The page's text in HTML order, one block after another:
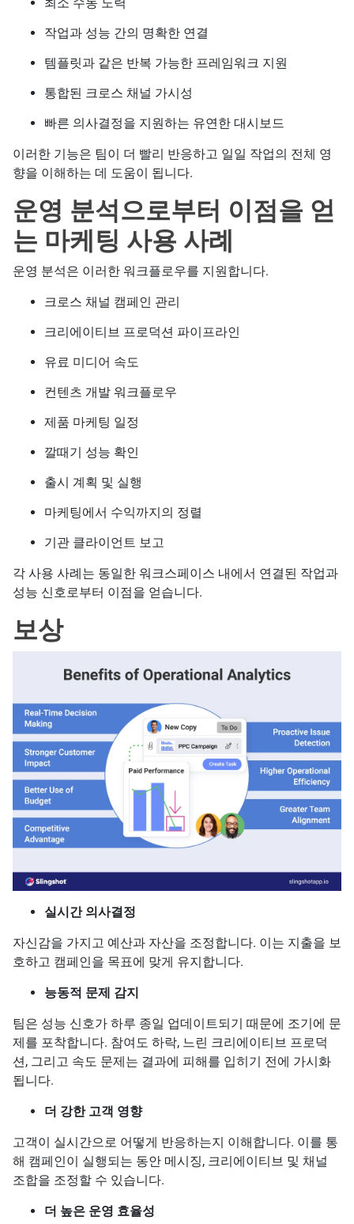
작업과 성능 간의 명확한 연결
템플릿과 같은 반복 가능한 프레임워크 지원
통합된 크로스 채널 가시성
빠른 의사결정을 지원하는 유연한 대시보드
이러한 기능은 팀이 더 빨리 반응하고 일일 작업의 전체 영
향을 이해하는 데 도움이 됩니다.
운영 분석으로부터 이점을 얻
는 마케팅 사용 사례
운영 분석은 이러한 워크플로우를 지원합니다.
크로스 채널 캠페인 관리
크리에이티브 프로덕션 파이프라인
유료 미디어 속도
컨텐츠 개발 워크플로우
제품 마케팅 일정
깔때기 성능 확인
출시 계획 및 실행
마케팅에서 수익까지의 정렬
기관 클라이언트 보고
각 사용 사례는 동일한 워크스페이스 내에서 연결된 작업과
성능 신호로부터 이점을 얻습니다.
보상
실시간 의사결정
자신감을 가지고 예산과 자산을 조정합니다. 이는 지출을 보
호하고 캠페인을 목표에 맞게 유지합니다.
능동적 문제 감지
팀은 성능 신호가 하루 종일 업데이트되기 때문에 조기에 문
제를 포착합니다. 참여도 하락, 느린 크리에이티브 프로덕
션, 그리고 속도 문제는 결과에 피해를 입히기 전에 가시화
됩니다.
더 강한 고객 영향
고객이 실시간으로 어떻게 반응하는지 이해합니다. 이를 통
해 캠페인이 실행되는 동안 메시징, 크리에이티브 및 채널
조합을 조정할 수 있습니다.
더 높은 운영 효율성